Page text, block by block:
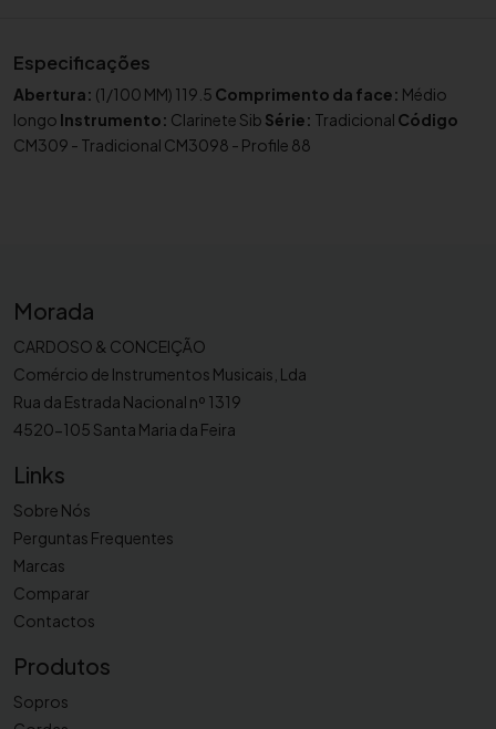
d
e
B
o
a
p
a
r
a
i
n
e
t
e
i
Especificações
Abertura: (1/100 MM) 119.5 Comprimento da face: Médio
longo Instrumento: Clarinete Sib Série: Tradicional Código
CM309 - Tradicional CM3098 - Profile 88
Morada
CARDOSO & CONCEIÇÃO
Comércio de Instrumentos Musicais, Lda
Rua da Estrada Nacional nº 1319
4520-105 Santa Maria da Feira
Links
Sobre Nós
Perguntas Frequentes
Marcas
Comparar
Contactos
Produtos
Sopros